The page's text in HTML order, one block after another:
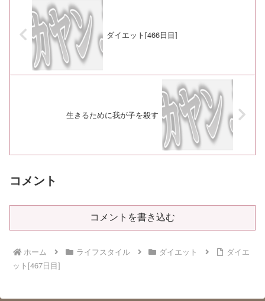
ダイエット[466日目]
生きるために我が子を殺す
コメント
コメントを書き込む
ホーム ライフスタイル ダイエット
ダイエ
ット[467日目]